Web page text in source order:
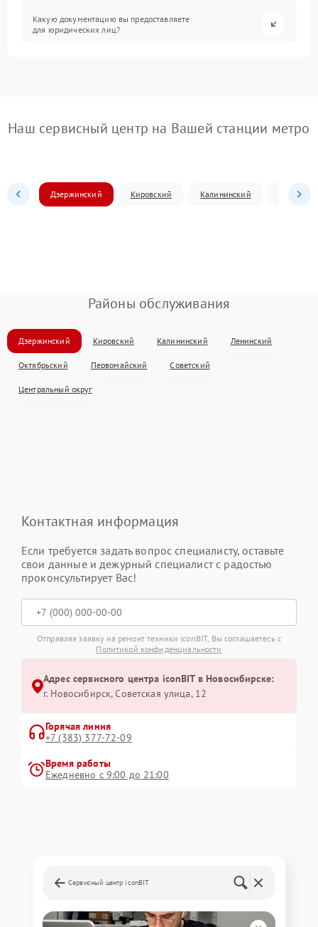
Какую документацию вы предоставляете
для юридических лиц?
Наш сервисный центр на Вашей станции метро
Дзержинский Кировский Калининский
Районы обслуживания
Дзержинский Кировский Калининский Ленинский
Октябрьский Первомайский Советский
Центральный округ
Контактная информация
Если требуется задать вопрос специалисту, оставьте
свои данные и дежурный специалист с радостью
проконсультирует Вас!
Отправляя заявку на ремонт техники iconBIT, Вы соглашаетесь с
Политикой конфиденциальности
Адрес сервисного центра iconBIT в Новосибирске:
г. Новосибирск, Советская улица, 12
Горячая линия
+7 (383) 377-72-09
Время работы
Ежедневно с 9:00 до 21:00
Сервисный центр iconBIT